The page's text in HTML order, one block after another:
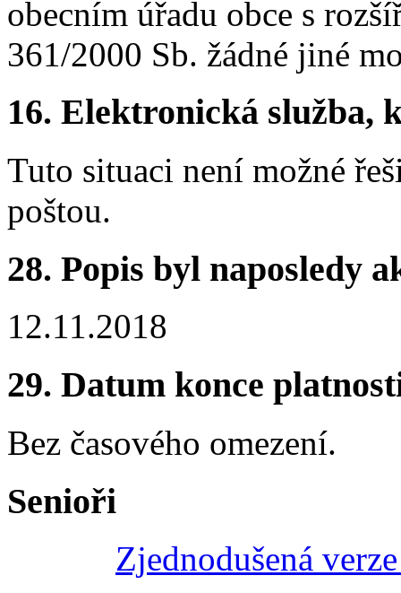
obecním úřadu obce s
361/2000 Sb. žádné jiné
16. Elektronická služba,
Tuto situaci není možné
poštou.
28. Popis byl naposledy
12.11.2018
29. Datum konce
Bez časového omezení.
Senioři
Zjednodušená